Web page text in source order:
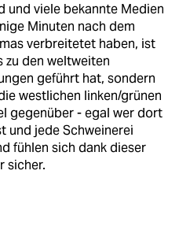
und viele bekannte Medien
Minuten nach dem
verbreitetet haben, ist
zu den weltweiten
geführt hat, sondern
westlichen linken/grünen
gegenüber - egal wer dort
und jede Schweinerei
fühlen sich dank dieser
sicher.